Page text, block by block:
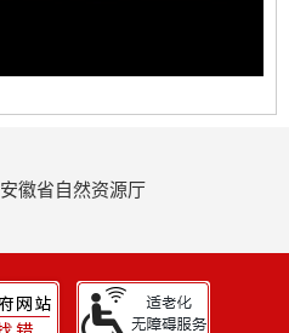
安徽省自然资源厅